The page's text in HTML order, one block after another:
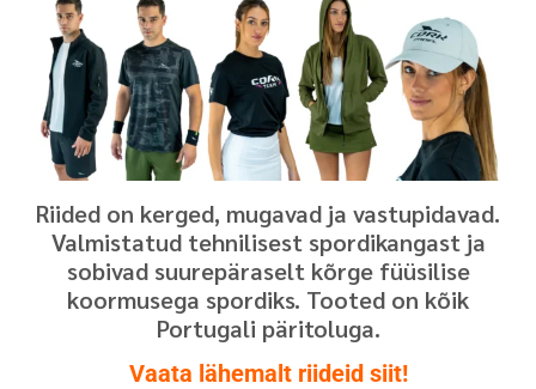
Riided on kerged, mugavad ja vastupidavad.
Valmistatud tehnilisest spordikangast ja
sobivad suurepäraselt kõrge füüsilise
koormusega spordiks. Tooted on kõik
Portugali päritoluga.
Vaata lähemalt riideid siit!